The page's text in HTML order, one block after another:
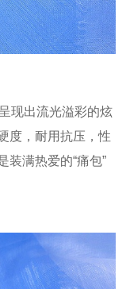
现出流光溢彩的炫
度，耐用抗压，性
装满热爱的“痛包”